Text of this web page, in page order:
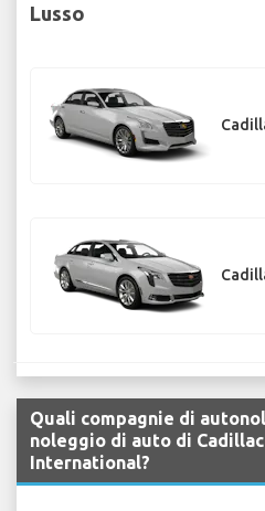
Lusso
Quali compagnie di
noleggio di auto di
International?